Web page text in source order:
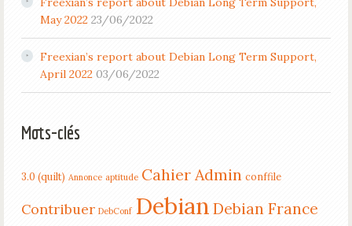
May 2022 23/06/2022
Freexian’s report about Debian Long Term Support,
April 2022 03/06/2022
Mots-clés
3.0 (quilt) Annonce aptitude Cahier Admin conffile
Contribuer DebConf Debian Debian France